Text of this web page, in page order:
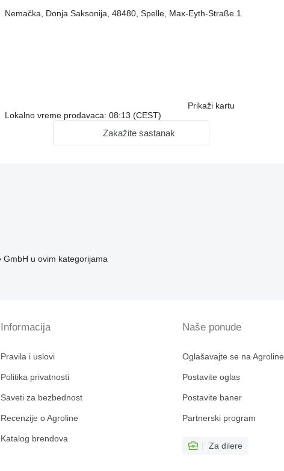
Nemačka, Donja Saksonija, 48480, Spelle, Max-Eyth-Straße 1
Prikaži kartu
Lokalno vreme prodavaca: 08:13 (CEST)
Zakažite sastanak
u ovim kategorijama
Informacija
Pravila i uslovi
Politika privatnosti
Saveti za bezbednost
Recenzije o Agroline
Katalog brendova
Naše ponude
Oglašavajte se na Agroline
Postavite oglas
Postavite baner
Partnerski program
Za dilere